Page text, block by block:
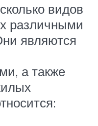
видов
различными
являются
а также